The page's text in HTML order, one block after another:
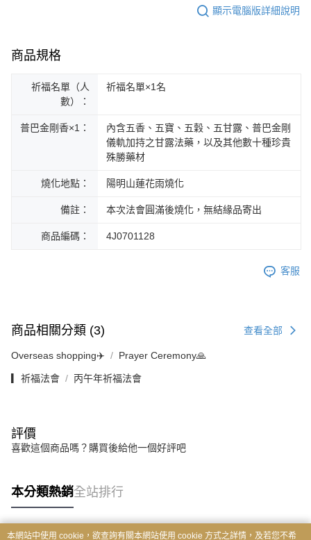
顯示電腦版詳細說明
商品規格
祈福名單（人
數）：
祈福名單×1名
普巴金剛香×1：
內含五香、五寶、五穀、五甘露、普巴金剛
儀軌加持之甘露法藥，以及其他數十種珍貴
殊勝藥材
燒化地點： 陽明山蓮花雨燒化
備註： 本次法會圓滿後燒化，無結緣品寄出
商品編碼： 4J0701128
客服
商品相關分類 (3) 查看全部
Overseas shopping✈️ Prayer Ceremony🙏
▎祈福法會 丙午年祈福法會
評價
喜歡這個商品嗎？購買後給他一個好評吧
本分類熱銷全站排行
本網站中使用 cookie，欲查詢有關本網站使用 cookie 方式之詳情，及若您不希